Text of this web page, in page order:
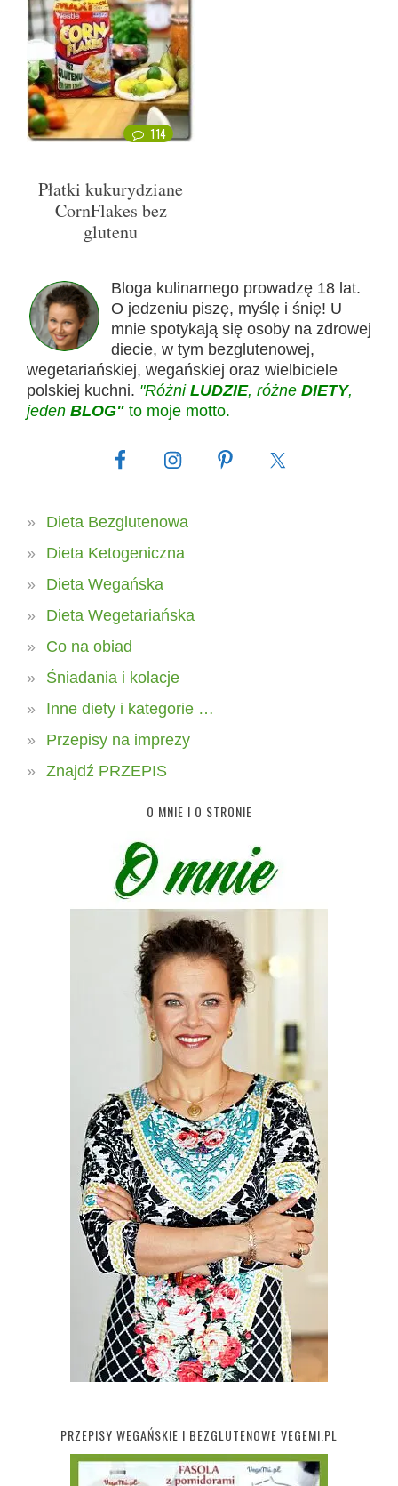
114
Płatki kukurydziane
CornFlakes bez
glutenu
Bloga kulinarnego prowadzę 18 lat.
O jedzeniu piszę, myślę i śnię! U
mnie spotykają się osoby na zdrowej
diecie, w tym bezglutenowej,
wegetariańskiej, wegańskiej oraz wielbiciele
polskiej kuchni. "Różni LUDZIE, różne DIETY,
jeden BLOG" to moje motto.
Dieta Bezglutenowa
Dieta Ketogeniczna
Dieta Wegańska
Dieta Wegetariańska
Co na obiad
Śniadania i kolacje
Inne diety i kategorie …
Przepisy na imprezy
Znajdź PRZEPIS
O MNIE I O STRONIE
PRZEPISY WEGAŃSKIE I BEZGLUTENOWE VEGEMI.PL